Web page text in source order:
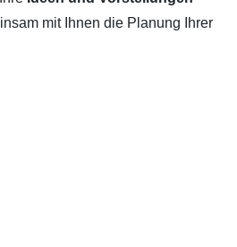
mit Ihnen die Planung Ihrer